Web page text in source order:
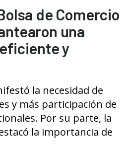
de Comercio
una
y
la necesidad de
y más participación de
Por su parte, la
la importancia de